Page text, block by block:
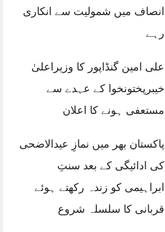
انصاف میں شمولیت سے انکاری
رہے
علی امین گنڈاپور کا وزیراعلیٰ
خیبرپختونخوا کے عہدے سے
مستعفی ہونے کا اعلان
پاکستان بھر میں نمازِ عیدالاضحی
کی ادائیگی کے بعد سنتِ
ابراہیمی کو زندہ رکھتے ہوئے
قربانی کا سلسلہ شروع